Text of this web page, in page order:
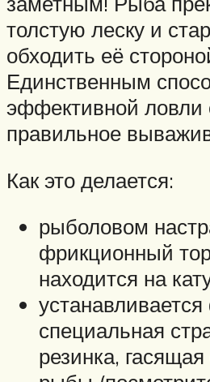
толстую леску и
обходить её
Единственным
эффективной ловли
правильное
Как это делается:
рыболовом
фрикционный
находится на
специальная
резинка,